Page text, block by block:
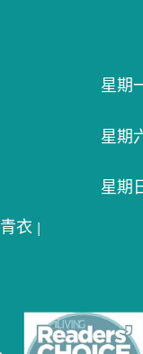
青衣 |
星期
星期
星期